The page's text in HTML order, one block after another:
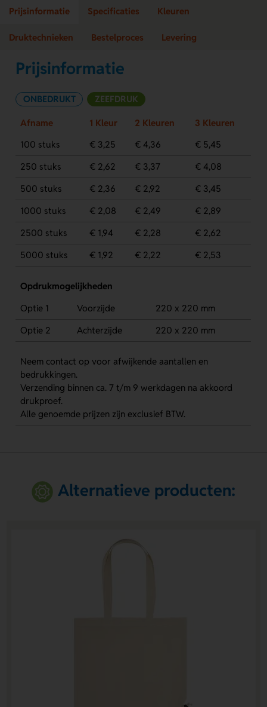
Prijsinformatie Specificaties Kleuren
Druktechnieken Bestelproces Levering
Prijsinformatie
ONBEDRUKT ZEEFDRUK
Afname 1 Kleur 2 Kleuren
3 Kleuren
100 stuks
€ 3,25 € 4,36
€ 5,45
250 stuks
€ 2,62 € 3,37
€ 4,08
500 stuks
€ 2,36 € 2,92
€ 3,45
1000 stuks
€ 2,08 € 2,49
€ 2,89
2500 stuks
€ 1,94 € 2,28
€ 2,62
5000 stuks
€ 1,92 € 2,22 € 2,53
Opdrukmogelijkheden
Optie 1
Voorzijde
220 x 220 mm
Optie 2
Achterzijde 220 x 220 mm
Neem contact op voor afwijkende aantallen en
bedrukkingen.
Verzending binnen ca. 7 t/m 9 werkdagen na akkoord
drukproef.
Alle genoemde prijzen zijn exclusief BTW.
Alternatieve producten: